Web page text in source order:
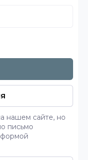
нашем сайте, но
письмо
формой